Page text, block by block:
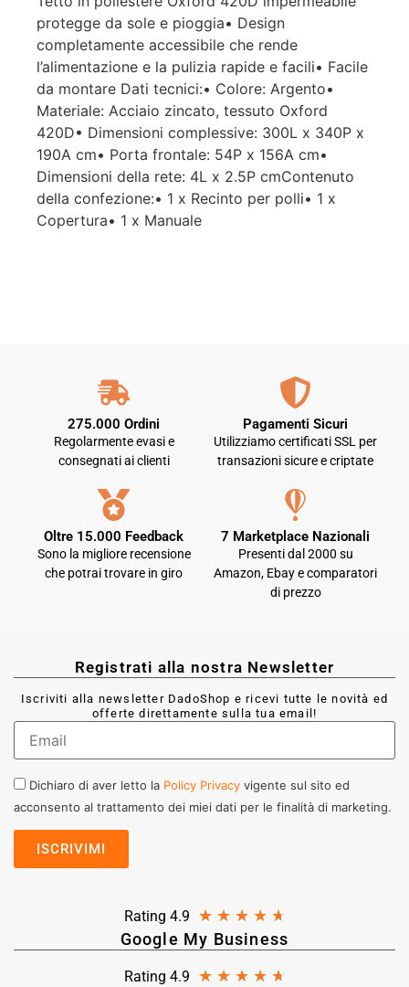
protegge da sole e pioggia• Design
completamente accessibile che rende
l’alimentazione e la pulizia rapide e facili• Facile
da montare Dati tecnici:• Colore: Argento•
Materiale: Acciaio zincato, tessuto Oxford
420D• Dimensioni complessive: 300L x 340P x
190A cm• Porta frontale: 54P x 156A cm•
Dimensioni della rete: 4L x 2.5P cmContenuto
della confezione:• 1 x Recinto per polli• 1 x
Copertura• 1 x Manuale
275.000 Ordini
Regolarmente evasi e
consegnati ai clienti
Pagamenti Sicuri
Utilizziamo certificati SSL per
transazioni sicure e criptate
Oltre 15.000 Feedback
Sono la migliore recensione
che potrai trovare in giro
7 Marketplace Nazionali
Presenti dal 2000 su
Amazon, Ebay e comparatori
di prezzo
Registrati alla nostra Newsletter
Iscriviti alla newsletter DadoShop e ricevi tutte le novità ed
offerte direttamente sulla tua email!
Dichiaro di aver letto la Policy Privacy vigente sul sito ed
acconsento al trattamento dei miei dati per le finalità di marketing.
Rating 4.9 ★ ★ ★ ★ ★
Google My Business
Rating 4.9 ★ ★ ★ ★ ★